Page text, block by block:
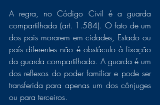
A regra, no Código Civil é a guarda
compartilhada (art. 1.584). O fato de um
dos pais morarem em cidades, Estado ou
país diferentes não é obstáculo à fixação
da guarda compartilhada. A guarda é um
dos reflexos do poder familiar e pode ser
transferida para apenas um dos cônjuges
ou para terceiros.